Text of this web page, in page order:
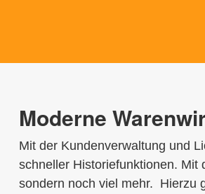
Moderne
Mit der Kundenverwaltung und
schneller Historiefunktionen. Mit
sondern noch viel mehr. Hierzu